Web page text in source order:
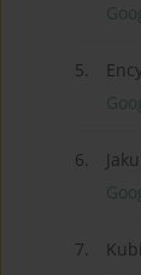
5.
6.
7.